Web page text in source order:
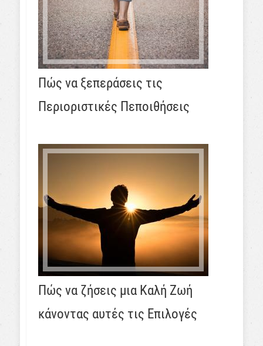
Πώς να ξεπεράσεις τις
Περιοριστικές Πεποιθήσεις
Πώς να ζήσεις μια Καλή Ζωή
κάνοντας αυτές τις Επιλογές